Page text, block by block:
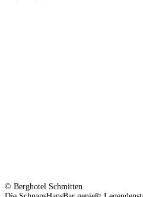
© Berghotel Schmitten